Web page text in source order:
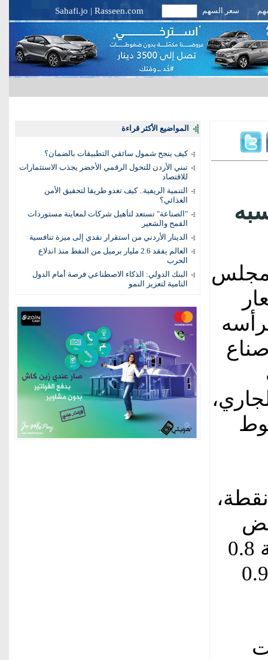
سعر السهم Sahafi.jo | Rasseen.com
المواضيع الأكثر قراءة
كيف ينجح شمول سائقي التطبيقات بالضمان؟
تبني الأردن للتحول الرقمي الأخضر يجذب الاستثمارات
للاقتصاد
التنمية الريفية.. كيف تغدو طريقا لتحقيق الأمن
الغذائي؟
"الصناعة" تستعد لتأهيل شركات لمعاينة مستوردات
القمح والشعير
الدينار الأردني من استقرار نقدي إلى ميزة تنافسية
العالم يفقد 2.6 مليار برميل من النفط منذ اندلاع
الحرب
البنك الدولي: الذكاء الاصطناعي فرصة أمام الدول
النامية لتعزيز النمو
مجلس
مؤشر «داو جونز» بنحو 200 نقطة،
مؤشر «ستاندرد آند بورز 500» بنسبة 0.8
في المائة، وخسر مؤشر «ناسداك» 0.9